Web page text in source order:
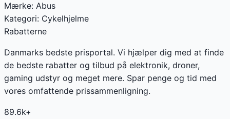
Mærke: Abus
Kategori: Cykelhjelme
Rabatterne
Danmarks bedste prisportal. Vi hjælper dig med at finde
de bedste rabatter og tilbud på elektronik, droner,
gaming udstyr og meget mere. Spar penge og tid med
vores omfattende prissammenligning.
89.6k+